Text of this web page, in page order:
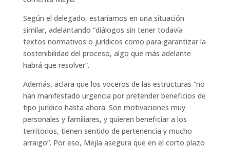
Según el delegado, estaríamos en una situación
similar, adelantando “diálogos sin tener todavía
textos normativos o jurídicos como para garantizar la
sostenibilidad del proceso, algo que más adelante
habrá que resolver”.
Además, aclara que los voceros de las estructuras “no
han manifestado urgencia por pretender beneficios de
tipo jurídico hasta ahora. Son motivaciones muy
personales y familiares, y quieren beneficiar a los
territorios, tienen sentido de pertenencia y mucho
arraigo”. Por eso, Mejía asegura que en el corto plazo